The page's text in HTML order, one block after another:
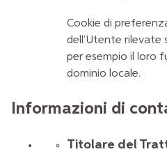
Cookie di
dell’Utente rilevate
per esempio il loro
dominio locale.
Informazioni di
Titolare del